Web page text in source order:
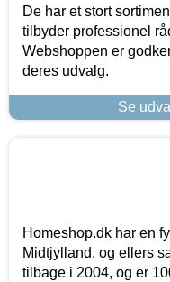
De har et stort
tilbyder professionel
Webshoppen er
deres udvalg.
Se
Homeshop.dk har en
Midtjylland, og ellers
tilbage i 2004, og er